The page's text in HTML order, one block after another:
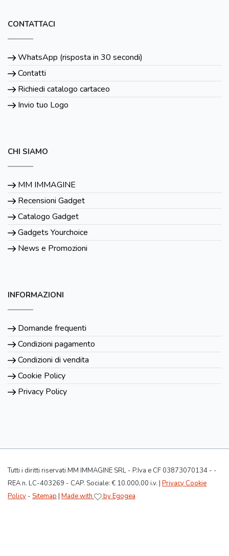
CONTATTACI
WhatsApp (risposta in 30 secondi)
Contatti
Richiedi catalogo cartaceo
Invio tuo Logo
CHI SIAMO
MM IMMAGINE
Recensioni Gadget
Catalogo Gadget
Gadgets Yourchoice
News e Promozioni
INFORMAZIONI
Domande frequenti
Condizioni pagamento
Condizioni di vendita
Cookie Policy
Privacy Policy
Tutti i diritti riservati MM IMMAGINE SRL - P.Iva e CF 03873070134 - -
REA n. LC-403269 - CAP. Sociale: € 10.000,00 i.v. | Privacy Cookie
Policy - Sitemap | Made with by Egogea